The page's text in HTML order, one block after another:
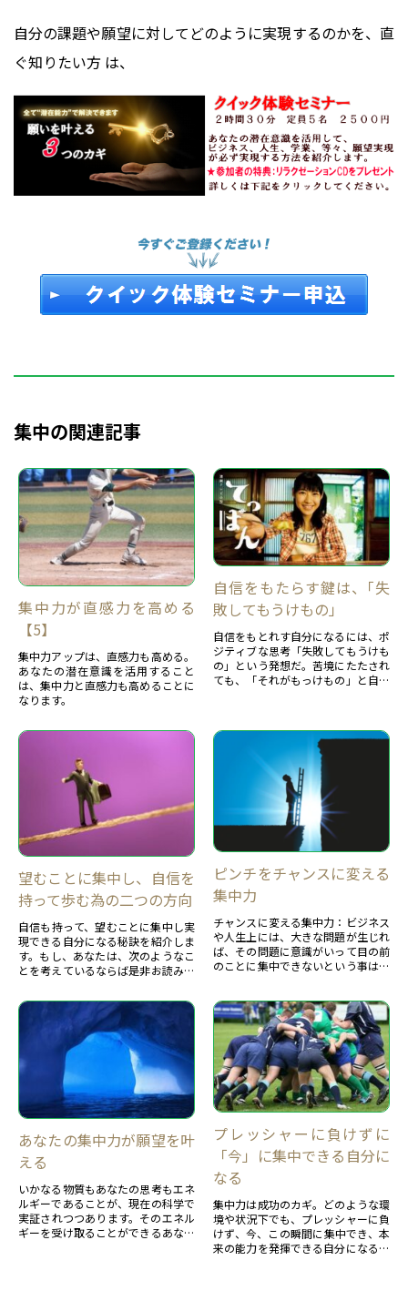
自分の課題や願望に対してどのように実現するのかを、直
ぐ知りたい方 は、
集中の関連記事
集中力が直感力を高める
【5】
集中力アップは、直感力も高める。
あなたの潜在意識を活用すること
は、集中力と直感力も高めることに
なります。
自信をもたらす鍵は、｢失
敗してもうけもの」
自信をもとれす自分になるには、ポ
ジティブな思考「失敗してもうけも
の」という発想だ。苦境にたたされ
ても、「それがもっけもの」と自然
てる人の３つの力を紹介します。
望むことに集中し、自信を
持って歩む為の二つの方向
自信も持って、望むことに集中し実
現できる自分になる秘訣を紹介しま
す。もし、あなたは、次のようなこ
とを考えているならば是非お読みく
できる自分になりたい。・望みを叶
えられる自分になりたい。・望みを
叶えるツールを持ちたい。それをク
リアーする潜在意識を活用した二つ
の方向を紹介します。
ピンチをチャンスに変える
集中力
チャンスに変える集中力：ビジネス
や人生上には、大きな問題が生じれ
ば、その問題に意識がいって目の前
のことに集中できないという事は、
あなたの集中力が願望を叶
える
いかなる物質もあなたの思考もエネ
ルギーであることが、現在の科学で
実証されつつあります。そのエネル
ギーを受け取ることができるあなた
プレッシャーに負けずに
「今」に集中できる自分に
なる
集中力は成功のカギ。どのような環
境や状況下でも、プレッシャーに負
けず、今、この瞬間に集中でき、本
来の能力を発揮できる自分になるた